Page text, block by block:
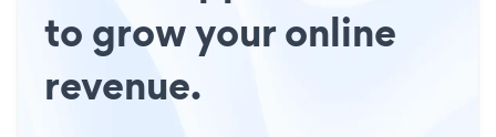
to grow your online
revenue.